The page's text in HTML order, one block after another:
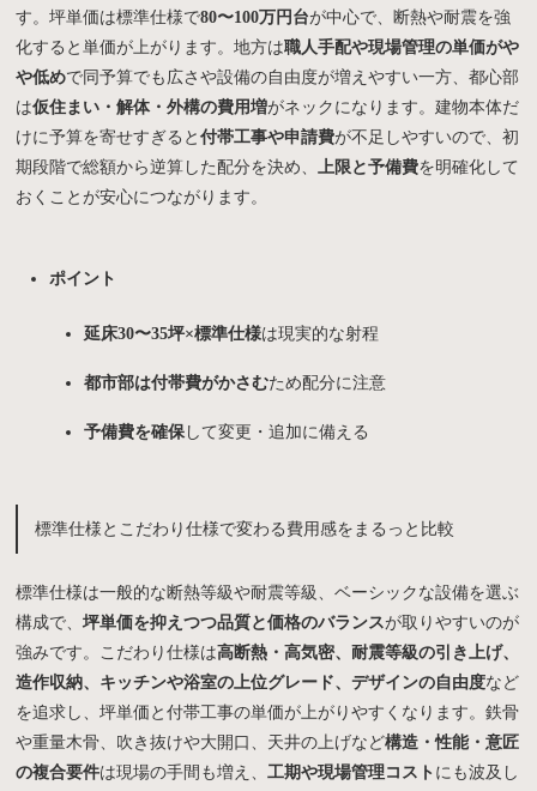
す。坪単価は標準仕様で80〜100万円台が中心で、断熱や耐震を強
化すると単価が上がります。地方は職人手配や現場管理の単価がや
や低めで同予算でも広さや設備の自由度が増えやすい一方、都心部
は仮住まい・解体・外構の費用増がネックになります。建物本体だ
けに予算を寄せすぎると付帯工事や申請費が不足しやすいので、初
期段階で総額から逆算した配分を決め、上限と予備費を明確化して
おくことが安心につながります。
ポイント
延床30〜35坪×標準仕様は現実的な射程
都市部は付帯費がかさむため配分に注意
予備費を確保して変更・追加に備える
標準仕様とこだわり仕様で変わる費用感をまるっと比較
標準仕様は一般的な断熱等級や耐震等級、ベーシックな設備を選ぶ
構成で、坪単価を抑えつつ品質と価格のバランスが取りやすいのが
強みです。こだわり仕様は高断熱・高気密、耐震等級の引き上げ、
造作収納、キッチンや浴室の上位グレード、デザインの自由度など
を追求し、坪単価と付帯工事の単価が上がりやすくなります。鉄骨
や重量木骨、吹き抜けや大開口、天井の上げなど構造・性能・意匠
の複合要件は現場の手間も増え、工期や現場管理コスト にも波及し